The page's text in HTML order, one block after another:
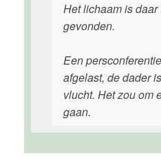
Het lichaam is
gevonden.
Een
afgelast, de dader
vlucht. Het zou om
gaan.